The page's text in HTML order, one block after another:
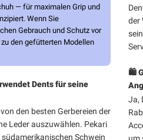
— für maximalen Grip und
Wenn Sie
Gebrauch und Schutz vor
den gefütterten Modellen
Dents für seine
den besten Gerbereien der
Leder auszuwählen. Pekari
Schwein
der
🛍️
Ja,